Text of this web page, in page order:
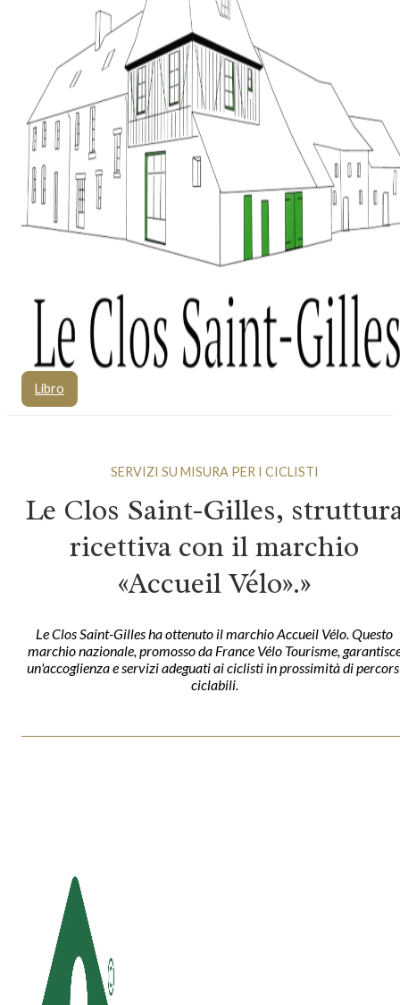
Libro
SERVIZI SU MISURA PER I CICLISTI
Le Clos Saint-Gilles,
ricettiva con il marchio
«Accueil Vélo».»
Le Clos Saint-Gilles ha ottenuto il marchio Accueil Vélo. Questo
marchio nazionale, promosso da France Vélo Tourisme,
un'accoglienza e servizi adeguati ai ciclisti in prossimità di
ciclabili.